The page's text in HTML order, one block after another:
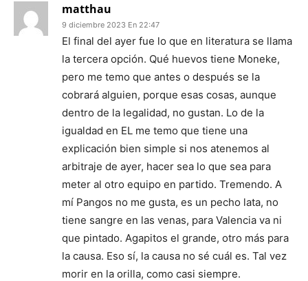
matthau
9 diciembre 2023 En 22:47
El final del ayer fue lo que en literatura se llama
la tercera opción. Qué huevos tiene Moneke,
pero me temo que antes o después se la
cobrará alguien, porque esas cosas, aunque
dentro de la legalidad, no gustan. Lo de la
igualdad en EL me temo que tiene una
explicación bien simple si nos atenemos al
arbitraje de ayer, hacer sea lo que sea para
meter al otro equipo en partido. Tremendo. A
mí Pangos no me gusta, es un pecho lata, no
tiene sangre en las venas, para Valencia va ni
que pintado. Agapitos el grande, otro más para
la causa. Eso sí, la causa no sé cuál es. Tal vez
morir en la orilla, como casi siempre.